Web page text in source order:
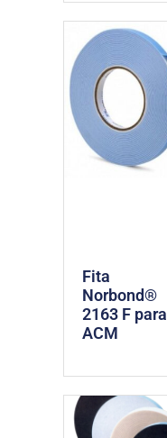
Fita
Norbond®
2163 F para
ACM